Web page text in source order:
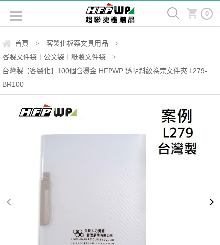
0
首頁 > 客製化檔案文具用品 >
客製文件袋｜公文袋｜紙製文件袋 >
台灣製【客製化】100個含燙金 HFPWP 透明斜紋卷宗文件夾 L279-
BR100